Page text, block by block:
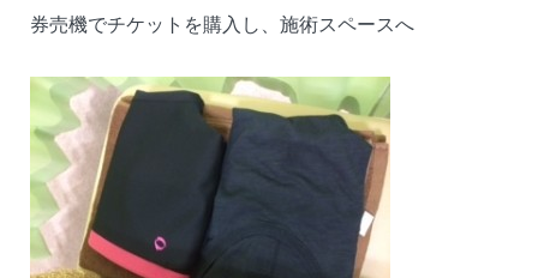
券売機でチケットを購入し、施術スペースへ